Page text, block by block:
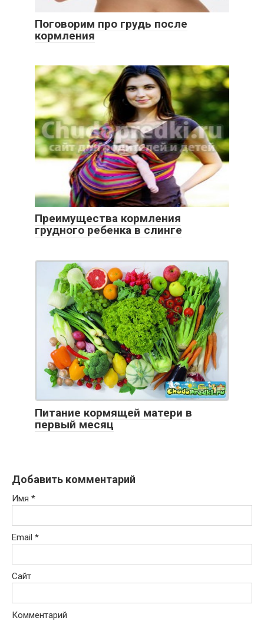
Поговорим про грудь после
кормления
Преимущества кормления
грудного ребенка в слинге
Питание кормящей матери в
первый месяц
Добавить комментарий
Имя *
Email *
Сайт
Комментарий